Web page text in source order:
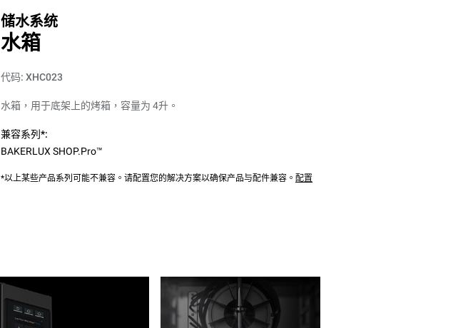
储水系统
水箱
代码: XHC023
水箱，用于底架上的烤箱，容量为 4升。
兼容系列*:
BAKERLUX SHOP.Pro™
*以上某些产品系列可能不兼容。请配置您的解决方案以确保产品与配件兼容。 配置